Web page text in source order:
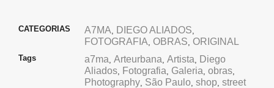
CATEGORIAS A7MA, DIEGO ALIADOS,
FOTOGRAFIA, OBRAS, ORIGINAL
Tags a7ma, Arteurbana, Artista, Diego
Aliados, Fotografia, Galeria, obras,
Photography, São Paulo, shop, street